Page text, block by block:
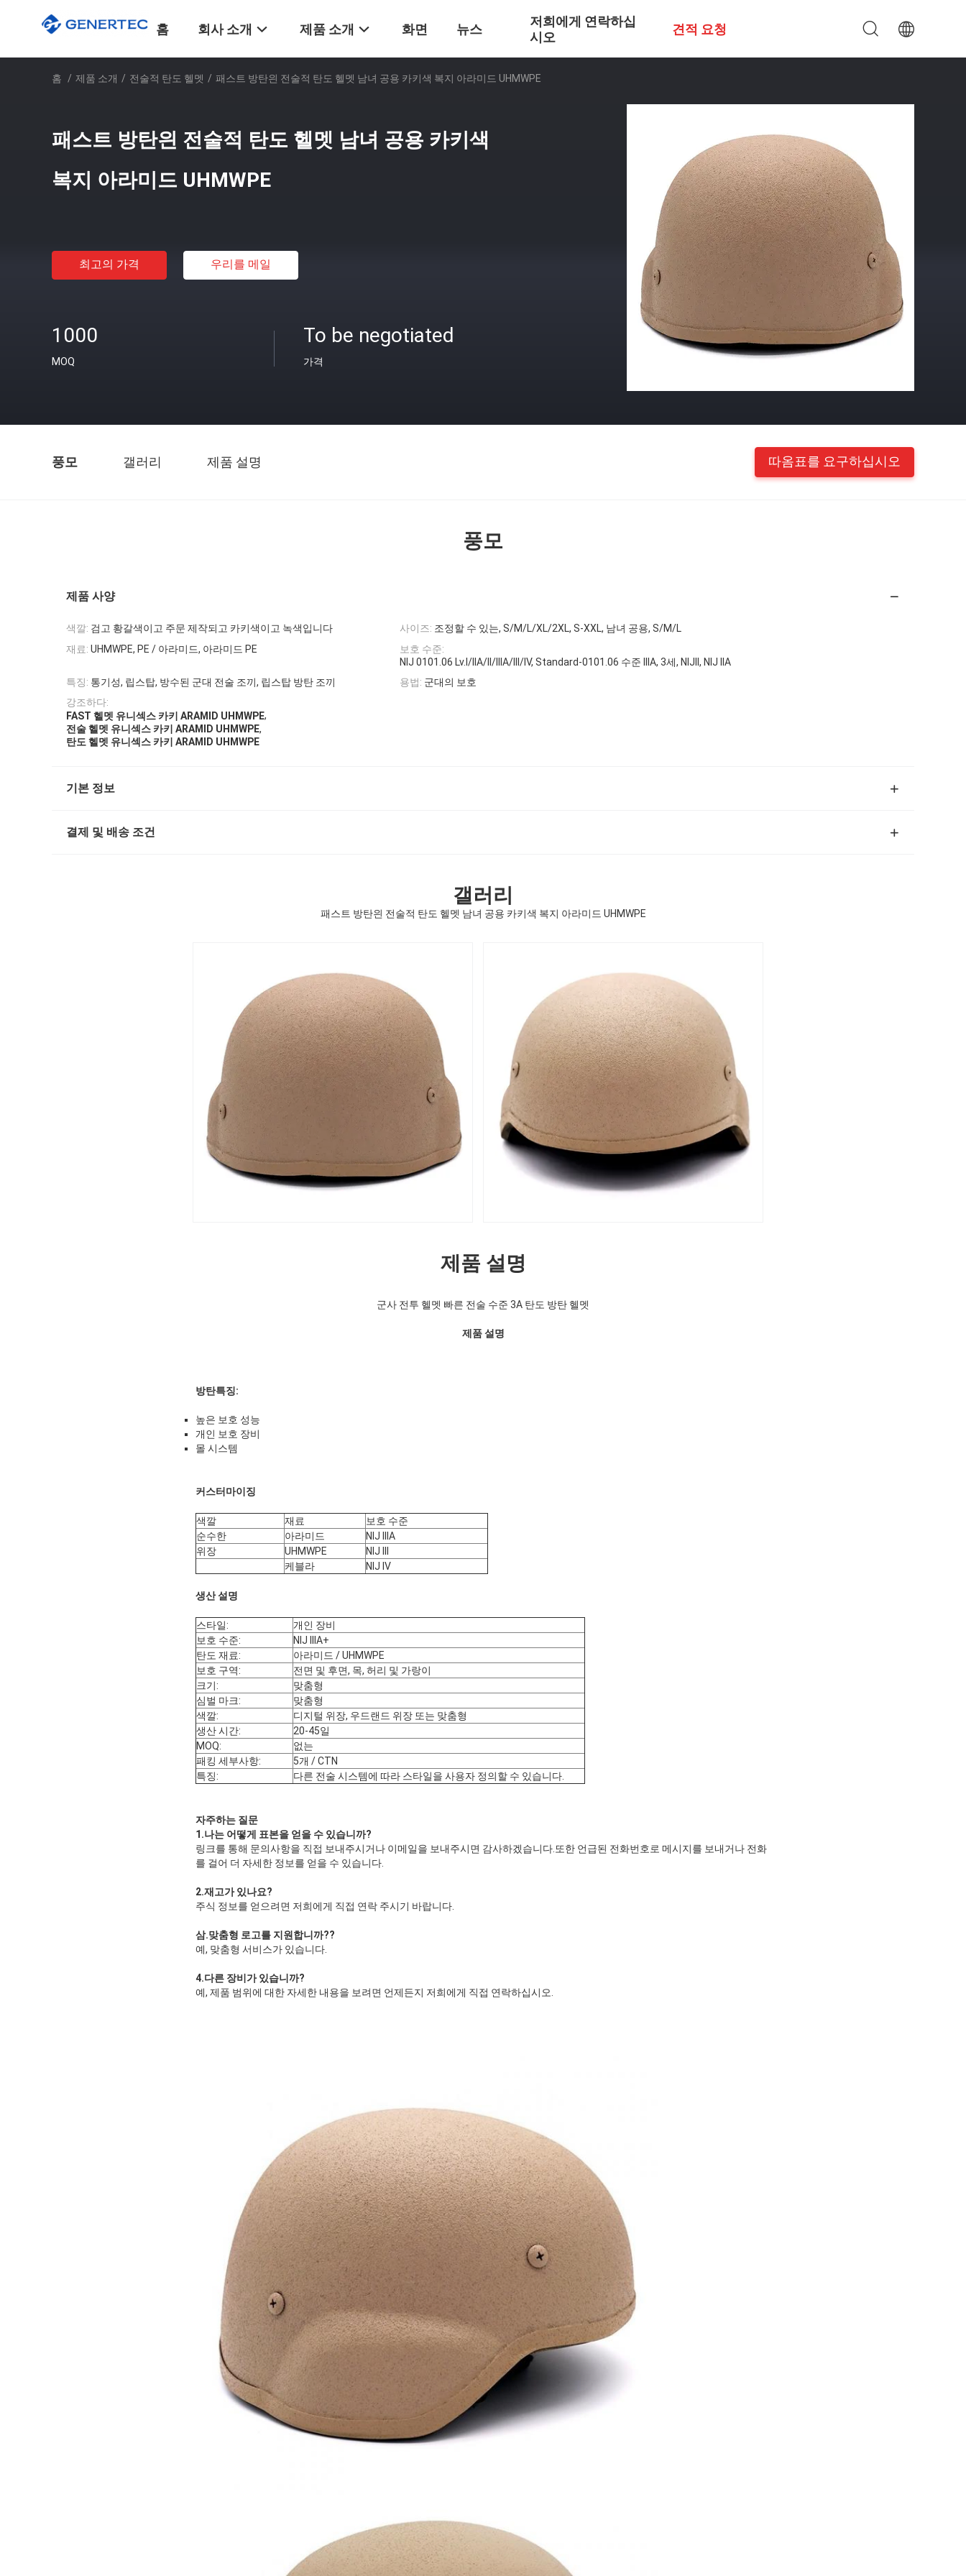
홈 회사 소개 제품 소개 화면 뉴스
저희에게 연락하십
시오
견적 요청
홈 / 제품 소개 / 전술적 탄도 헬멧 / 패스트 방탄읜 전술적 탄도 헬멧 남녀 공용 카키색 복지 아라미드 UHMWPE
패스트 방탄읜 전술적 탄도 헬멧 남녀 공용 카키색
복지 아라미드 UHMWPE
최고의 가격 우리를 메일
1000
MOQ
To be negotiated
가격
풍모 갤러리 제품 설명 따옴표를 요구하십시오
풍모
제품 사양
색깔: 검고 황갈색이고 주문 제작되고 카키색이고 녹색입니다 사이즈: 조정할 수 있는, S/M/L/XL/2XL, S-XXL, 남녀 공용, S/M/L
재료: UHMWPE, PE / 아라미드, 아라미드 PE
보호 수준:
NIJ 0101.06 Lv.I/IIA/II/IIIA/III/IV, Standard-0101.06 수준 IIIA, 3세, NIJII, NIJ IIA
특징: 통기성, 립스탑, 방수된 군대 전술 조끼, 립스탑 방탄 조끼 용법: 군대의 보호
강조하다:
FAST 헬멧 유니섹스 카키 ARAMID UHMWPE,
전술 헬멧 유니섹스 카키 ARAMID UHMWPE,
탄도 헬멧 유니섹스 카키 ARAMID UHMWPE
기본 정보
결제 및 배송 조건
갤러리
패스트 방탄읜 전술적 탄도 헬멧 남녀 공용 카키색 복지 아라미드 UHMWPE
제품 설명
군사 전투 헬멧 빠른 전술 수준 3A 탄도 방탄 헬멧
제품 설명
방탄특징:
높은 보호 성능
개인 보호 장비
몰 시스템
커스터마이징
색깔 재료
보호 수준
순수한
아라미드
NIJ IIIA
위장
UHMWPE
NIJ III
케블라
NIJ IV
생산 설명
스타일:
개인 장비
보호 수준:
NIJ IIIA+
탄도 재료:
아라미드 / UHMWPE
보호 구역:
전면 및 후면, 목, 허리 및 가랑이
크기:
맞춤형
심벌 마크:
맞춤형
색깔:
디지털 위장, 우드랜드 위장 또는 맞춤형
생산 시간:
20-45일
MOQ:
없는
패킹 세부사항:
5개 / CTN
특징:
다른 전술 시스템에 따라 스타일을 사용자 정의할 수 있습니다.
자주하는 질문
1.나는 어떻게 표본을 얻을 수 있습니까?
링크를 통해 문의사항을 직접 보내주시거나 이메일을 보내주시면 감사하겠습니다.또한 언급된 전화번호로 메시지를 보내거나 전화
를 걸어 더 자세한 정보를 얻을 수 있습니다.
2.재고가 있나요?
주식 정보를 얻으려면 저희에게 직접 연락 주시기 바랍니다.
삼.맞춤형 로고를 지원합니까??
예, 맞춤형 서비스가 있습니다.
4.다른 장비가 있습니까?
예, 제품 범위에 대한 자세한 내용을 보려면 언제든지 저희에게 직접 연락하십시오.